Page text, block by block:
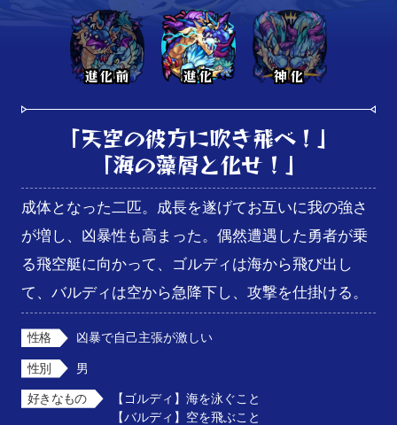
進化前 進化 神化
「天空の彼方に吹き飛べ！」
「海の藻屑と化せ！」
成体となった二匹。成長を遂げてお互いに我の強さ
が増し、凶暴性も高まった。偶然遭遇した勇者が乗
る飛空艇に向かって、ゴルディは海から飛び出し
て、バルディは空から急降下し、攻撃を仕掛ける。
性格 凶暴で自己主張が激しい
性別 男
好きなもの
【ゴルディ】海を泳ぐこと
【バルディ】空を飛ぶこと